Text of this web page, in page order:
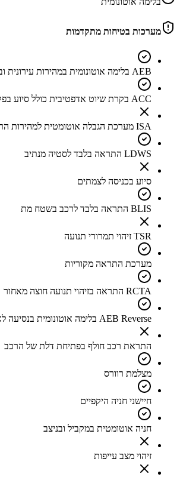
מערכות בטיחות מתקדמות
AEB בלימה אוטונומית במהירות עירונית ובינעירונית
ACC בקרת שיוט אדפטיבית כולל סיוע בפקקים
ISA מערכת הגבלה אוטומטית למהירות הרכב
LDWS התראה בלבד לסטיה מנתיב
סיוע בכניסה לצמתים
BLIS התראה בלבד לרכב בשטח מת
TSR זיהוי תמרורי תנועה
מערכת התראה מקוריות
RCTA התראה בזיהוי תנועה חוצה מאחור
AEB Reverse בלימה אוטונומית בנסיעה לאחור
התראת רכב חולף בפתיחת דלת של הרכב
מצלמת רוורס
חיישני חניה היקפיים
חניה אוטומטית במקביל ובניצב
זיהוי מצב עייפות